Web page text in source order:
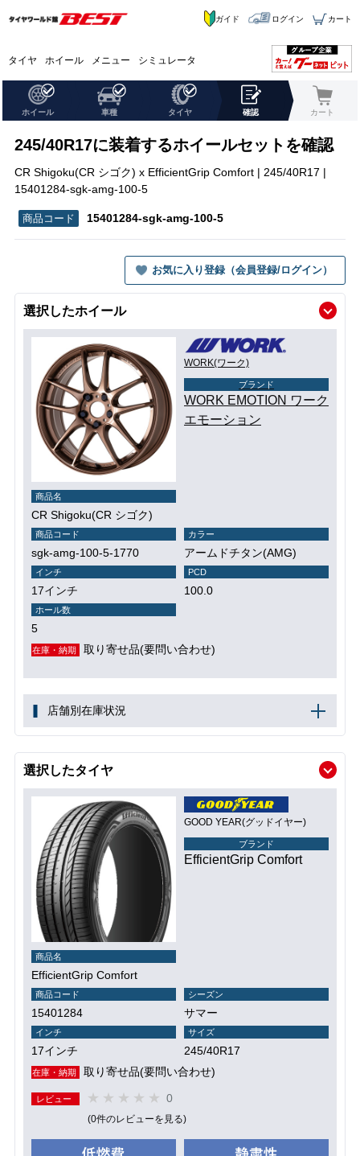
タイヤ ホイール メニュー シミュレータ
ガイド ログイン カート
ホイール 車種 タイヤ 確認 カート
245/40R17に装着するホイールセットを確認
CR Shigoku(CR シゴク) x EfficientGrip Comfort | 245/40R17 |
15401284-sgk-amg-100-5
15401284-sgk-amg-100-5
お気に入り登録（会員登録/ログイン）
選択したホイール
WORK(ワーク)
ブランド
WORK EMOTION ワーク
エモーション
商品名
CR Shigoku(CR シゴク)
商品コード
sgk-amg-100-5-1770
カラー
アームドチタン(AMG)
インチ
17インチ
PCD
100.0
ホール数
5
在庫・納期 取り寄せ品(要問い合わせ)
店舗別在庫状況
選択したタイヤ
GOOD YEAR(グッドイヤー)
ブランド
EfficientGrip Comfort
商品名
EfficientGrip Comfort
商品コード
15401284
シーズン
サマー
インチ
17インチ
サイズ
245/40R17
在庫・納期 取り寄せ品(要問い合わせ)
レビュー 0
(0件のレビューを見る)